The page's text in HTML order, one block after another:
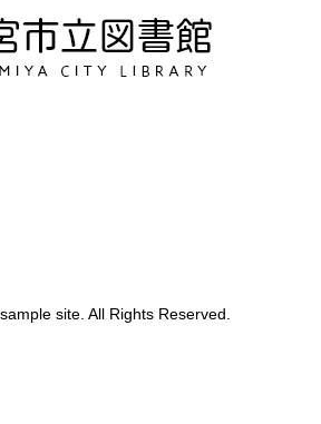
site. All Rights Reserved.